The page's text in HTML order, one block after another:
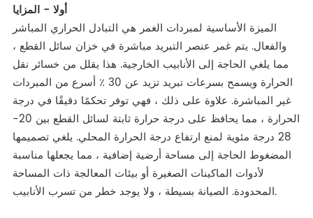
أوﻻ - المزايا
الميزة الأساسية لمبردات الغمر هي التبادل الحراري المباشر
والفعال. يتم غمر عنصر التبريد مباشرة في خزان سائل القطع ،
مما يلغي الحاجة إلى الأنابيب الخارجية. هذا يقلل من خسائر نقل
الحرارة ويسمح بسرعات تبريد تزيد عن 30 ٪ أسرع من المبردات
غير المباشرة. علاوة على ذلك ، فهي توفر تحكمًا دقيقًا في درجة
الحرارة ، مما يحافظ على درجة حرارة ثابتة لسائل القطع بين 20-
28 درجة مئوية لمنع ارتفاع درجة الحرارة المحلي. يلغي تصميمها
المضغوط الحاجة إلى مساحة أرضية إضافية ، مما يجعلها مناسبة
لأدوات الماكينات الصغيرة أو بيئات المعالجة ذات المساحة
المحدودة. الصيانة بسيطة ، ولا يوجد خطر من تسرب الأنابيب.